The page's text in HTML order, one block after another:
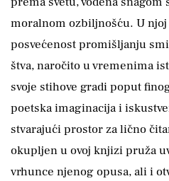
moralnom ozbiljnošću. U njoj
posvećenost promišljanju
štva, naročito u vremenima
svoje stihove gradi poput
poetska imaginacija i
stvarajući prostor za lično
okupljen u ovoj knjizi pruža
vrhunce njenog opusa, ali i